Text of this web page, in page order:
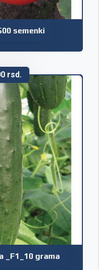
semenki
_F1_10 grama
rsd.